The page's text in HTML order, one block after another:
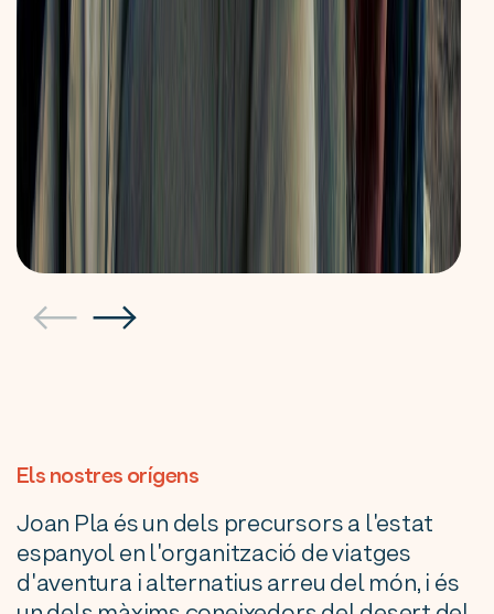
Els nostres orígens
Joan Pla és un dels precursors a l'estat
espanyol en l'organització de viatges
d'aventura i alternatius arreu del món, i és